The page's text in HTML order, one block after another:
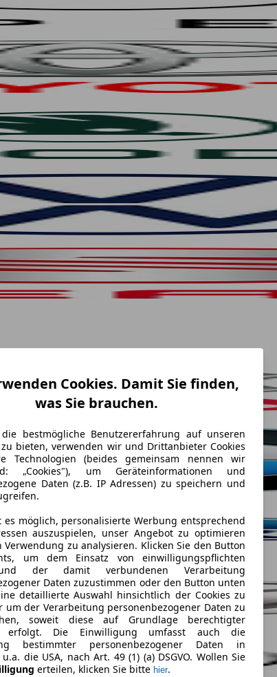
Cookies. Damit Sie finden,
was Sie brauchen.
bestmögliche Benutzererfahrung auf unseren
bieten, verwenden wir und Drittanbieter Cookies
Technologien (beides gemeinsam nennen wir
„Cookies"), um Geräteinformationen und
Daten (z.B. IP Adressen) zu speichern und
es möglich, personalisierte Werbung entsprechend
auszuspielen, unser Angebot zu optimieren
Verwendung zu analysieren. Klicken Sie den Button
um dem Einsatz von einwilligungspflichten
der damit verbundenen Verarbeitung
Daten zuzustimmen oder den Button unten
detaillierte Auswahl hinsichtlich der Cookies zu
um der Verarbeitung personenbezogener Daten zu
soweit diese auf Grundlage berechtigter
erfolgt. Die Einwilligung umfasst auch die
bestimmter personenbezogener Daten in
die USA, nach Art. 49 (1) (a) DSGVO. Wollen Sie
erteilen, klicken Sie bitte hier.